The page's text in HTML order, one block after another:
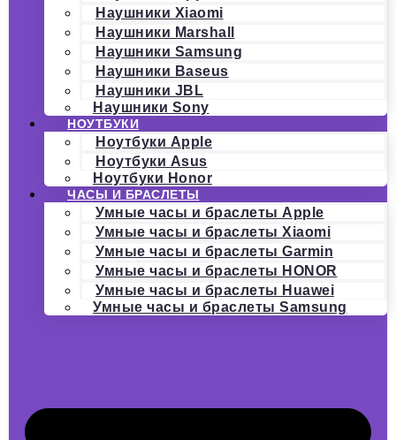
Наушники Xiaomi
Наушники Marshall
Наушники Samsung
Наушники Baseus
Наушники JBL
Наушники Sony
НОУТБУКИ
Ноутбуки Apple
Ноутбуки Asus
Ноутбуки Honor
ЧАСЫ И БРАСЛЕТЫ
Умные часы и браслеты Apple
Умные часы и браслеты Xiaomi
Умные часы и браслеты Garmin
Умные часы и браслеты HONOR
Умные часы и браслеты Huawei
Умные часы и браслеты Samsung